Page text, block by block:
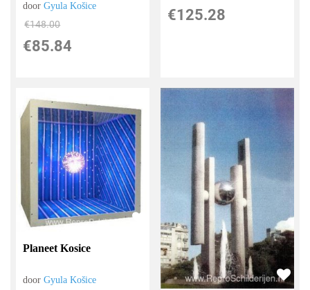
doorGyula Košice
€148.00
€85.84
€125.28
Planeet Kosice
doorGyula Košice